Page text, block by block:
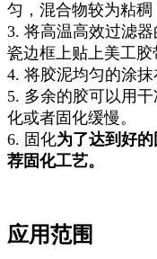
匀，混合物较为粘稠
3. 将高温高效过滤
瓷边框上贴上美工胶
4. 将胶泥均匀的涂抹
5. 多余的胶可以用
化或者固化缓慢。
6. 固化为了达到好
荐固化工艺。
应用范围